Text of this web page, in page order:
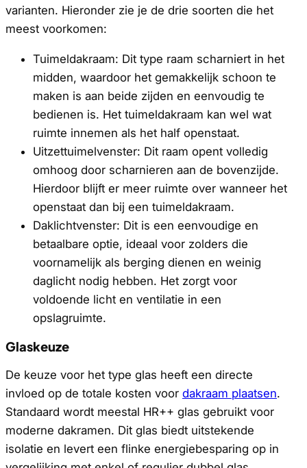
varianten. Hieronder zie je de drie soorten die het
meest voorkomen:
Tuimeldakraam: Dit type raam scharniert in het
midden, waardoor het gemakkelijk schoon te
maken is aan beide zijden en eenvoudig te
bedienen is. Het tuimeldakraam kan wel wat
ruimte innemen als het half openstaat.
Uitzettuimelvenster: Dit raam opent volledig
omhoog door scharnieren aan de bovenzijde.
Hierdoor blijft er meer ruimte over wanneer het
openstaat dan bij een tuimeldakraam.
Daklichtvenster: Dit is een eenvoudige en
betaalbare optie, ideaal voor zolders die
voornamelijk als berging dienen en weinig
daglicht nodig hebben. Het zorgt voor
voldoende licht en ventilatie in een
opslagruimte.
Glaskeuze
De keuze voor het type glas heeft een directe
invloed op de totale kosten voor dakraam plaatsen.
Standaard wordt meestal HR++ glas gebruikt voor
moderne dakramen. Dit glas biedt uitstekende
isolatie en levert een flinke energiebesparing op in